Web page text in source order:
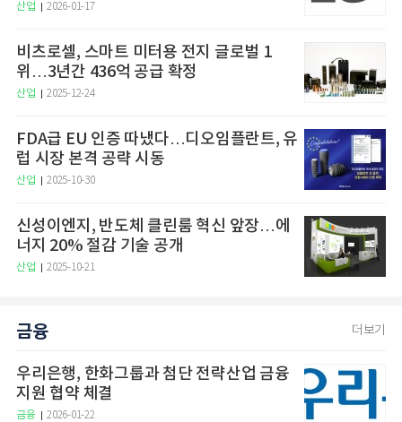
산업 2026-01-17
비츠로셀, 스마트 미터용 전지 글로벌 1
위…3년간 436억 공급 확정
산업 2025-12-24
FDA급 EU 인증 따냈다…디오임플란트, 유
럽 시장 본격 공략 시동
산업 2025-10-30
신성이엔지, 반도체 클린룸 혁신 앞장…에
너지 20% 절감 기술 공개
산업 2025-10-21
금융 더보기
우리은행, 한화그룹과 첨단 전략산업 금융
지원 협약 체결
금융 2026-01-22